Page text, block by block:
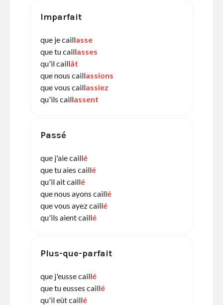
Imparfait
que je caillasse
que tu caillasses
qu'il caillât
que nous caillassions
que vous caillassiez
qu'ils caillassent
Passé
que j'aie caillé
que tu aies caillé
qu'il ait caillé
que nous ayons caillé
que vous ayez caillé
qu'ils aient caillé
Plus-que-parfait
que j'eusse caillé
que tu eusses caillé
qu'il eût caillé